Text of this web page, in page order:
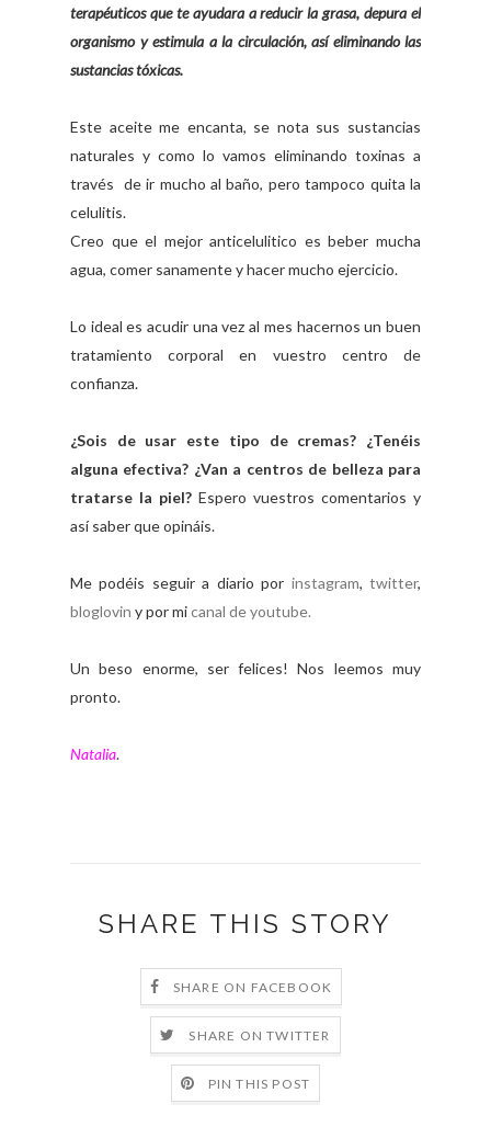
terapéuticos que te ayudara a reducir la grasa, depura el
organismo y estimula a la circulación, así eliminando las
sustancias tóxicas.
Este aceite me encanta, se nota sus sustancias
naturales y como lo vamos eliminando toxinas a
través de ir mucho al baño, pero tampoco quita la
celulitis.
Creo que el mejor anticelulitico es beber mucha
agua, comer sanamente y hacer mucho ejercicio.
Lo ideal es acudir una vez al mes hacernos un buen
tratamiento corporal en vuestro centro de
confianza.
¿Sois de usar este tipo de cremas? ¿Tenéis
alguna efectiva? ¿Van a centros de belleza para
tratarse la piel? Espero vuestros comentarios y
así saber que opináis.
Me podéis seguir a diario por instagram,twitter,
bloglovin y por micanal de youtube.
Un beso enorme, ser felices! Nos leemos muy
pronto.
Natalia.
SHARE THIS STORY
SHARE ON FACEBOOK
SHARE ON TWITTER
PIN THIS POST